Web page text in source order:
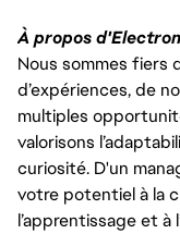
À propos
Nous sommes fiers
d’expériences, de
multiples
valorisons
curiosité. D'un
votre potentiel à la
l’apprentissage et